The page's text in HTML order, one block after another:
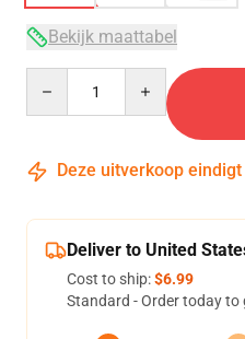
Bekijk maattabel
Deze uitverkoop
Deliver to United
Cost to ship:$6.99
Standard - Order today to